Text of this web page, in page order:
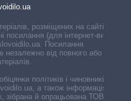
розміщених на сайті,
посилання (для інтернет-видань
Посилання
незалежно від повного або
політиків і чиновників,
а також інформація про
зібрана й опрацьована ТОВ «ІА